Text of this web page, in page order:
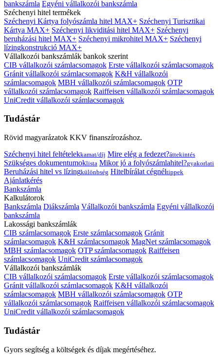
bankszámla Egyéni vállalkozói bankszámla
Széchenyi hitel termékek
Széchenyi Kártya folyószámla hitel MAX+ Széchenyi Turisztikai
Kártya MAX+ Széchenyi likviditási hitel MAX+ Széchenyi
beruházási hitel MAX+ Széchenyi mikrohitel MAX+ Széchenyi
lízingkonstrukció MAX+
Vállalkozói bankszámlák bankok szerint
CIB vállalkozói számlacsomagok Erste vállalkozói számlacsomagok
Gránit vállalkozói számlacsomagok K&H vállalkozói
számlacsomagok MBH vállalkozói számlacsomagok OTP
vállalkozói számlacsomagok Raiffeisen vállalkozói számlacsomagok
UniCredit vállalkozói számlacsomagok
Tudástár
Rövid magyarázatok KKV finanszírozáshoz.
Széchenyi hitel feltételekkamat/díj Mire elég a fedezet?áttekintés
Szükséges dokumentumoklista Mikor jó a folyószámlahitel?gyakorlati
Beruházási hitel vs lízingkülönbség Hitelbírálat cégnéltippek
Ajánlatkérés
Bankszámla
Kalkulátorok
Bankszámla Diákszámla Vállalkozói bankszámla Egyéni vállalkozói
bankszámla
Lakossági bankszámlák
CIB számlacsomagok Erste számlacsomagok Gránit
számlacsomagok K&H számlacsomagok MagNet számlacsomagok
MBH számlacsomagok OTP számlacsomagok Raiffeisen
számlacsomagok UniCredit számlacsomagok
Vállalkozói bankszámlák
CIB vállalkozói számlacsomagok Erste vállalkozói számlacsomagok
Gránit vállalkozói számlacsomagok K&H vállalkozói
számlacsomagok MBH vállalkozói számlacsomagok OTP
vállalkozói számlacsomagok Raiffeisen vállalkozói számlacsomagok
UniCredit vállalkozói számlacsomagok
Tudástár
Gyors segítség a költségek és díjak megértéséhez.